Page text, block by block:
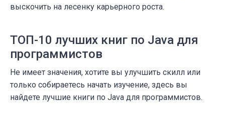
выскочить на лесенку карьерного роста.
ТОП-10 лучших книг по Java для
программистов
Не имеет значения, хотите вы улучшить скилл или
только собираетесь начать изучение, здесь вы
найдете лучшие книги по Java для программистов.